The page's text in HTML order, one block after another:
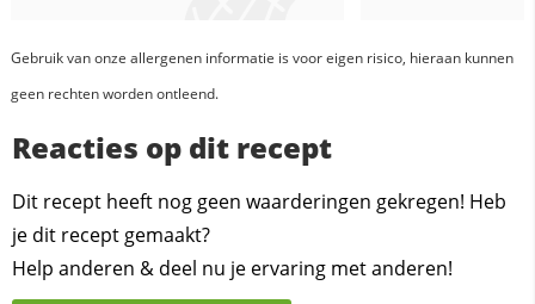
Gebruik van onze allergenen informatie is voor eigen risico, hieraan kunnen
geen rechten worden ontleend.
Reacties op dit recept
Dit recept heeft nog geen waarderingen gekregen! Heb
je dit recept gemaakt?
Help anderen & deel nu je ervaring met anderen!